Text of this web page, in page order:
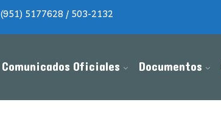
(951) 5177628 / 503-2132
Comunicados Oficiales Documentos